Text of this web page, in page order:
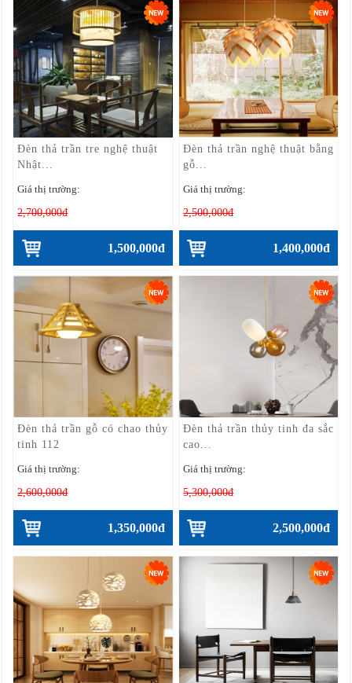
Đèn thả trần tre nghệ thuật
Nhật...
Giá thị trường:
2,700,000đ
1,500,000đ
Đèn thả trần nghệ thuật bằng
gỗ...
Giá thị trường:
2,500,000đ
1,400,000đ
Đèn thả trần gỗ có chao thủy
tinh 112
Giá thị trường:
2,600,000đ
1,350,000đ
Đèn thả trần thủy tinh đa sắc
cao...
Giá thị trường:
5,300,000đ
2,500,000đ